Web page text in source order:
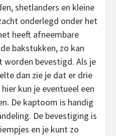
shetlanders en kleine
onderlegd onder het
heeft afneembare
bakstukken, zo kan
worden bevestigd. Als je
dan zie je dat er drie
kun je eventueel een
De kaptoom is handig
De bevestiging is
en je kunt zo